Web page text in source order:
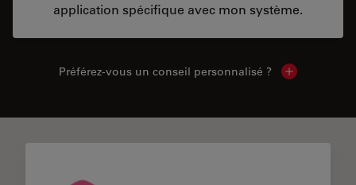
application spécifique avec mon système.
Préférez-vous un conseil personnalisé ? Show local